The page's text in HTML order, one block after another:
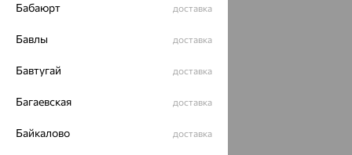
Бабаюрт доставка
Бавлы доставка
Бавтугай доставка
Багаевская доставка
Байкалово доставка